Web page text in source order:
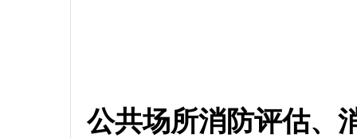
公共场所消防评估、